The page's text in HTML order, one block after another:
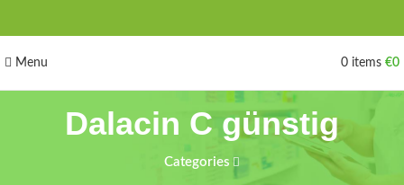
Menu 0 items €0
Dalacin C günstig
Categories